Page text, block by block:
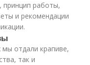
принцип работы,
и рекомендации
отдали крапиве,
так и